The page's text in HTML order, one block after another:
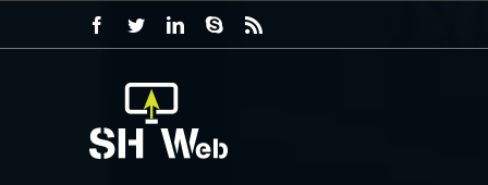
al
Facebook
TwitterLinkedIn
Skype